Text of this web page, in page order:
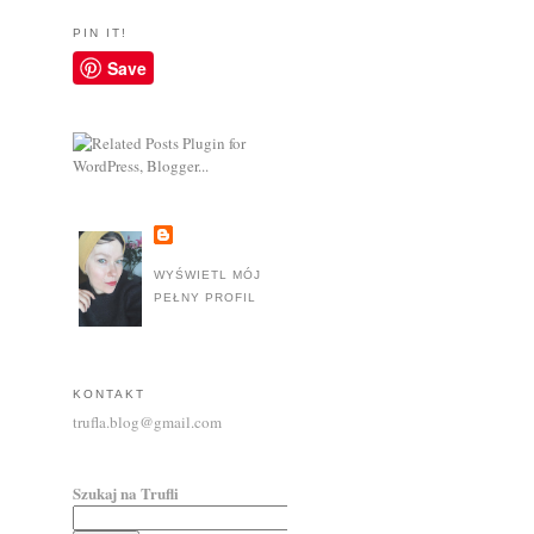
PIN IT!
Save
WYŚWIETL MÓJ
PEŁNY PROFIL
KONTAKT
trufla.blog@gmail.com
Szukaj na Trufli